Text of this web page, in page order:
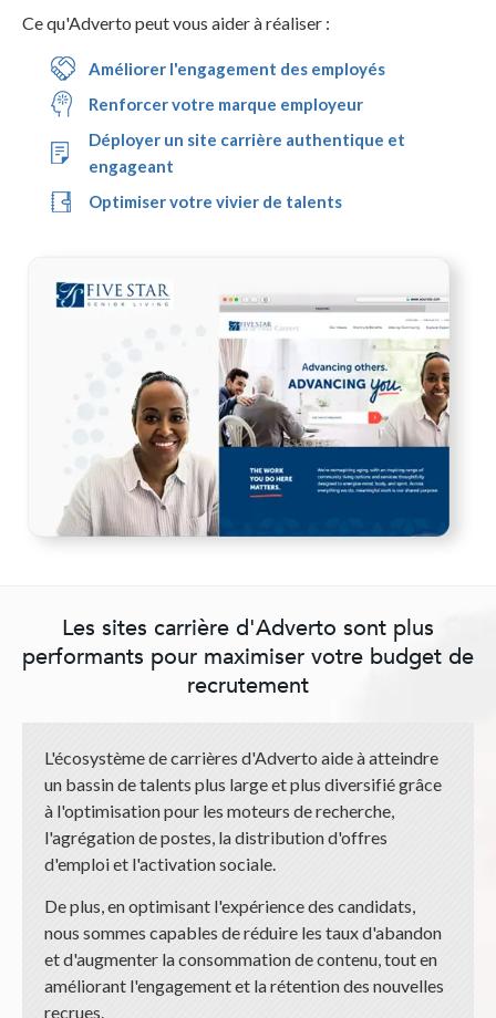
Ce qu'Adverto peut vous aider à réaliser :
Améliorer l'engagement des employés
Renforcer votre marque employeur
Déployer un site carrière authentique et
engageant
Optimiser votre vivier de talents
Les sites carrière d'Adverto sont plus
performants pour maximiser votre budget de
recrutement
L'écosystème de carrières d'Adverto aide à atteindre
un bassin de talents plus large et plus diversifié grâce
à l'optimisation pour les moteurs de recherche,
l'agrégation de postes, la distribution d'offres
d'emploi et l'activation sociale.
De plus, en optimisant l'expérience des candidats,
nous sommes capables de réduire les taux d'abandon
et d'augmenter la consommation de contenu, tout en
améliorant l'engagement et la rétention des nouvelles
recrues.